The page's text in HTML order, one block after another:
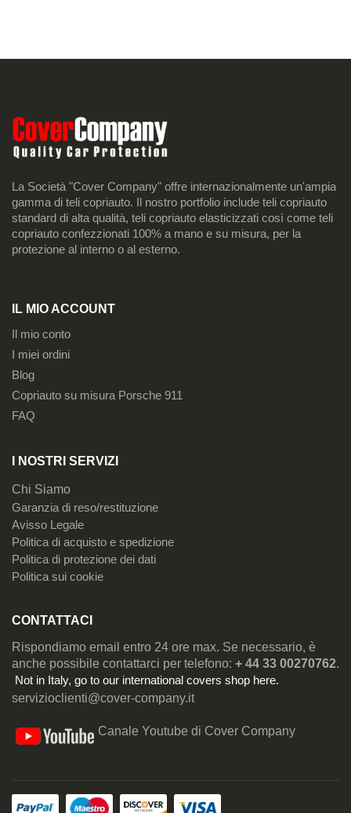
La Società "Cover Company" offre internazionalmente un'ampia
gamma di teli copriauto. Il nostro portfolio include teli copriauto
standard di alta qualità, teli copriauto elasticizzati così come teli
copriauto confezzionati 100% a mano e su misura, per la
protezione al interno o al esterno.
IL MIO ACCOUNT
Il mio conto
I miei ordini
Blog
Copriauto su misura Porsche 911
FAQ
I NOSTRI SERVIZI
Chi Siamo
Garanzia di reso/restituzione
Avisso Legale
Politica di acquisto e spedizione
Politica di protezione dei dati
Politica sui cookie
CONTATTACI
Rispondiamo email entro 24 ore max. Se necessario, è
anche possibile contattarci per telefono: + 44 33 00270762.
Not in Italy, go to our international covers shop here.
servizioclienti@cover-company.it
Canale Youtube di Cover Company